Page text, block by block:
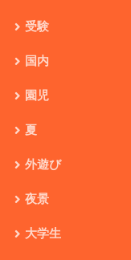
受験
国内
園児
夏
外遊び
夜景
大学生